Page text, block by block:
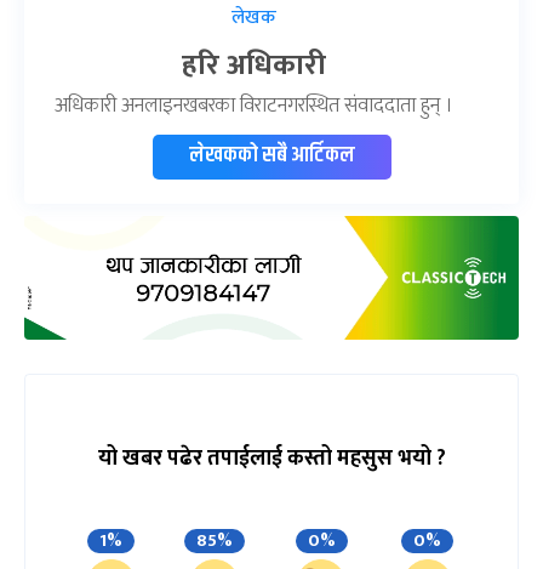
लेखक
हरि अधिकारी
अधिकारी अनलाइनखबरका विराटनगरस्थित संवाददाता हुन् ।
लेखकको सबै आर्टिकल
यो खबर पढेर तपाईलाई कस्तो महसुस भयो ?
1% 85% 0% 0%